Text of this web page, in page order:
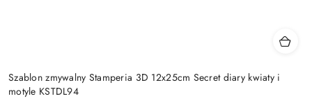
Szablon zmywalny Stamperia 3D 12x25cm Secret diary kwiaty i
motyle KSTDL94